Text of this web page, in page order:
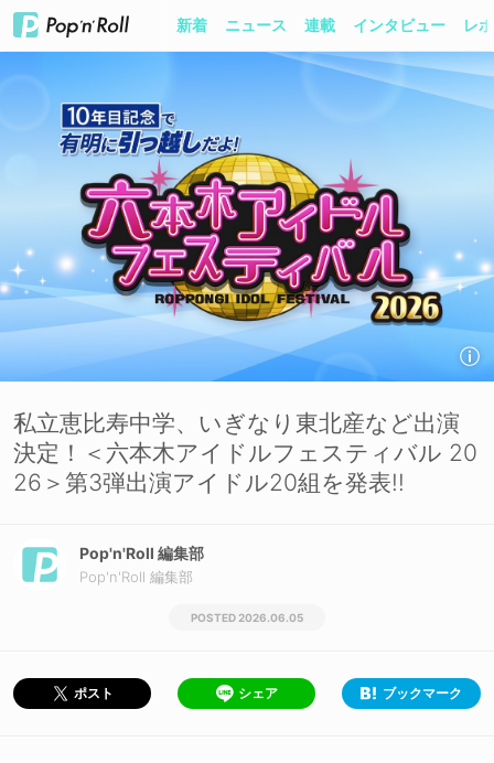
新着 ニュース 連載 インタビュー レ
私立恵比寿中学、いぎなり東北産など出演
決定！＜六本木アイドルフェスティバル 20
26＞第3弾出演アイドル20組を発表!!
Pop'n'Roll 編集部
Pop'n'Roll 編集部
2026.06.05
ポスト シェア ブックマーク